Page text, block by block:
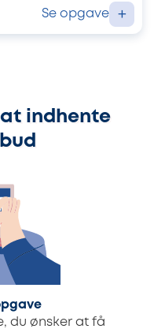
Se opgave +
indhente
du ønsker at få